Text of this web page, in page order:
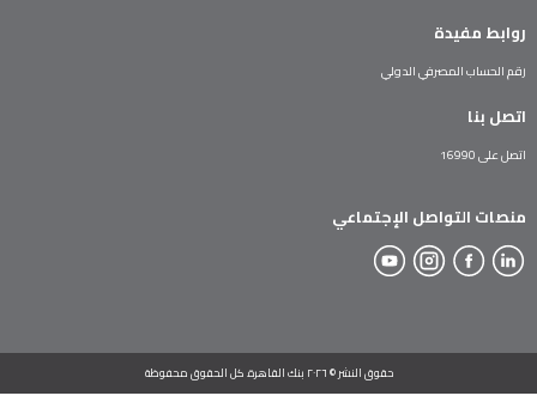
روابط مفيدة
رقم الحساب المصرفي الدولي
اتصل بنا
اتصل على 16990
منصات التواصل الإجتماعي
حقوق النشر © ٢٠٢٦ بنك القاهرة. كل الحقوق محفوظة